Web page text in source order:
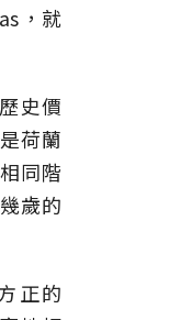
，就
史價
荷蘭
同階
歲的
正的